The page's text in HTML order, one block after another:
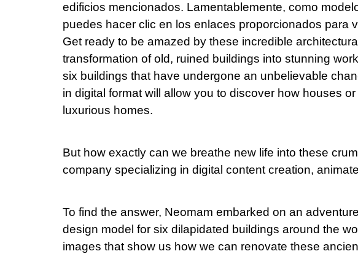
edificios mencionados. Lamentablemente, como
puedes hacer clic en los enlaces proporcionados para
Get ready to be amazed by these incredible
transformation of old, ruined buildings into stunning
six buildings that have undergone an unbelievable
in digital format will allow you to discover how houses
luxurious homes.
But how exactly can we breathe new life into these
company specializing in digital content creation,
To find the answer, Neomam embarked on an
design model for six dilapidated buildings around the
images that show us how we can renovate these